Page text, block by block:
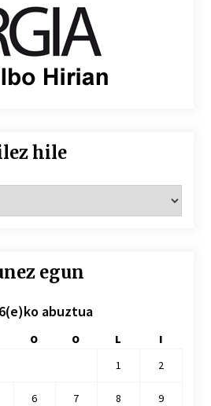
hile
egun
abuztua
O O L
I
1
2
6 7 8 9